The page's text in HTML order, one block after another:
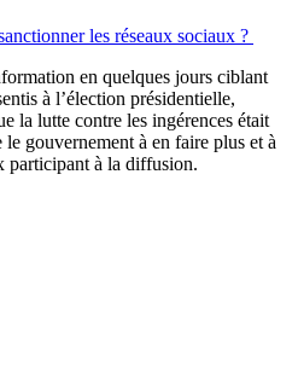
les réseaux sociaux ?
en quelques jours ciblant
à l’élection présidentielle,
la lutte contre les ingérences était
gouvernement à en faire plus et à
participant à la diffusion.